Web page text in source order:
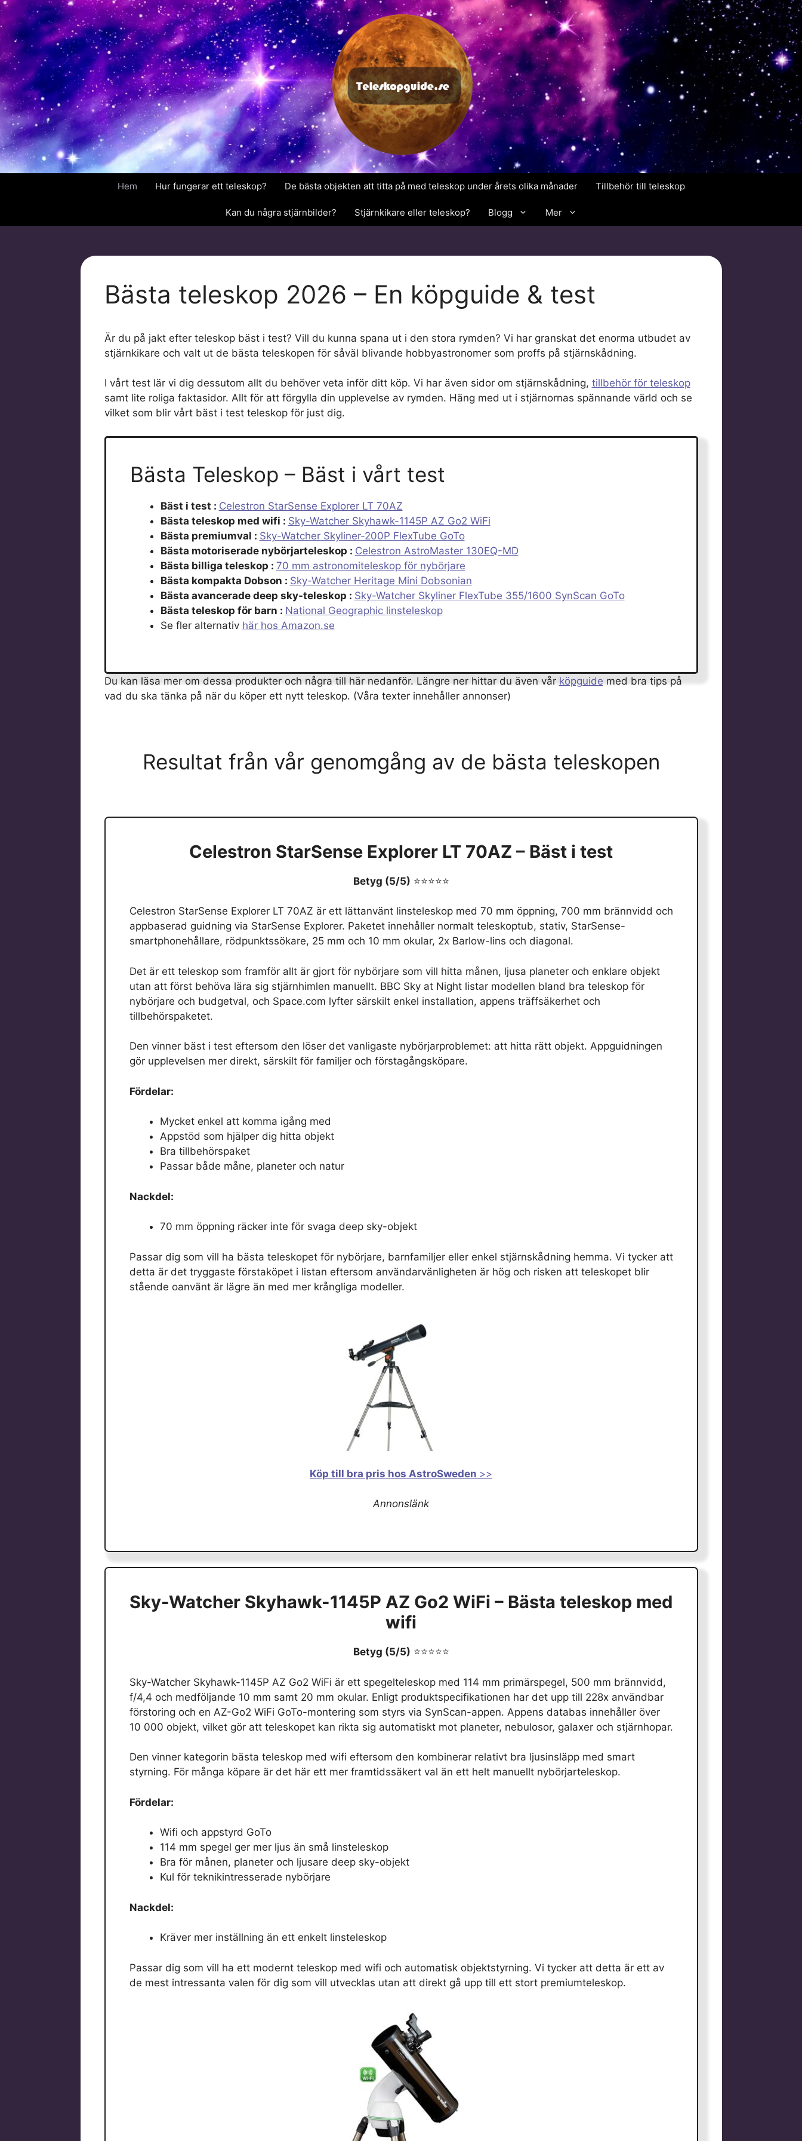
Hoppa
innehåll
Hem Hur fungerar ett teleskop? De bästa objekten att titta på med teleskop under årets olika månader Tillbehör till teleskop
Kan du några stjärnbilder? Stjärnkikare eller teleskop? Blogg Mer
Bästa teleskop 2026 – En köpguide & test
Är du på jakt efter teleskop bäst i test? Vill du kunna spana ut i den stora rymden? Vi har granskat det enorma utbudet av
stjärnkikare och valt ut de bästa teleskopen för såväl blivande hobbyastronomer som proffs på stjärnskådning.
I vårt test lär vi dig dessutom allt du behöver veta inför ditt köp. Vi har även sidor om stjärnskådning, tillbehör för teleskop
samt lite roliga faktasidor. Allt för att förgylla din upplevelse av rymden. Häng med ut i stjärnornas spännande värld och se
vilket som blir vårt bäst i test teleskop för just dig.
Bästa Teleskop – Bäst i vårt test
Bäst i test : Celestron StarSense Explorer LT 70AZ
Bästa teleskop med wifi : Sky-Watcher Skyhawk-1145P AZ Go2 WiFi
Bästa premiumval : Sky-Watcher Skyliner-200P FlexTube GoTo
Bästa motoriserade nybörjarteleskop : Celestron AstroMaster 130EQ-MD
Bästa billiga teleskop : 70 mm astronomiteleskop för nybörjare
Bästa kompakta Dobson : Sky-Watcher Heritage Mini Dobsonian
Bästa avancerade deep sky-teleskop : Sky-Watcher Skyliner FlexTube 355/1600 SynScan GoTo
Bästa teleskop för barn : National Geographic linsteleskop
Se fler alternativ här hos Amazon.se
Du kan läsa mer om dessa produkter och några till här nedanför. Längre ner hittar du även vår köpguide med bra tips på
vad du ska tänka på när du köper ett nytt teleskop. (Våra texter innehåller annonser)
Resultat från vår genomgång av de bästa teleskopen
Celestron StarSense Explorer LT 70AZ – Bäst i test
Betyg (5/5) ⭐⭐⭐⭐⭐
Celestron StarSense Explorer LT 70AZ är ett lättanvänt linsteleskop med 70 mm öppning, 700 mm brännvidd och
appbaserad guidning via StarSense Explorer. Paketet innehåller normalt teleskoptub, stativ, StarSense-
smartphonehållare, rödpunktssökare, 25 mm och 10 mm okular, 2x Barlow-lins och diagonal.
Det är ett teleskop som framför allt är gjort för nybörjare som vill hitta månen, ljusa planeter och enklare objekt
utan att först behöva lära sig stjärnhimlen manuellt. BBC Sky at Night listar modellen bland bra teleskop för
nybörjare och budgetval, och Space.com lyfter särskilt enkel installation, appens träffsäkerhet och
tillbehörspaketet.
Den vinner bäst i test eftersom den löser det vanligaste nybörjarproblemet: att hitta rätt objekt. Appguidningen
gör upplevelsen mer direkt, särskilt för familjer och förstagångsköpare.
Fördelar:
Mycket enkel att komma igång med
Appstöd som hjälper dig hitta objekt
Bra tillbehörspaket
Passar både måne, planeter och natur
Nackdel:
70 mm öppning räcker inte för svaga deep sky-objekt
Passar dig som vill ha bästa teleskopet för nybörjare, barnfamiljer eller enkel stjärnskådning hemma. Vi tycker att
detta är det tryggaste förstaköpet i listan eftersom användarvänligheten är hög och risken att teleskopet blir
stående oanvänt är lägre än med mer krångliga modeller.
Köp till bra pris hos AstroSweden >>
Annonslänk
Sky-Watcher Skyhawk-1145P AZ Go2 WiFi – Bästa teleskop med
wifi
Betyg (5/5) ⭐⭐⭐⭐⭐
Sky-Watcher Skyhawk-1145P AZ Go2 WiFi är ett spegelteleskop med 114 mm primärspegel, 500 mm brännvidd,
f/4,4 och medföljande 10 mm samt 20 mm okular. Enligt produktspecifikationen har det upp till 228x användbar
förstoring och en AZ-Go2 WiFi GoTo-montering som styrs via SynScan-appen. Appens databas innehåller över
10 000 objekt, vilket gör att teleskopet kan rikta sig automatiskt mot planeter, nebulosor, galaxer och stjärnhopar.
Den vinner kategorin bästa teleskop med wifi eftersom den kombinerar relativt bra ljusinsläpp med smart
styrning. För många köpare är det här ett mer framtidssäkert val än ett helt manuellt nybörjarteleskop.
Fördelar:
Wifi och appstyrd GoTo
114 mm spegel ger mer ljus än små linsteleskop
Bra för månen, planeter och ljusare deep sky-objekt
Kul för teknikintresserade nybörjare
Nackdel:
Kräver mer inställning än ett enkelt linsteleskop
Passar dig som vill ha ett modernt teleskop med wifi och automatisk objektstyrning. Vi tycker att detta är ett av
de mest intressanta valen för dig som vill utvecklas utan att direkt gå upp till ett stort premiumteleskop.